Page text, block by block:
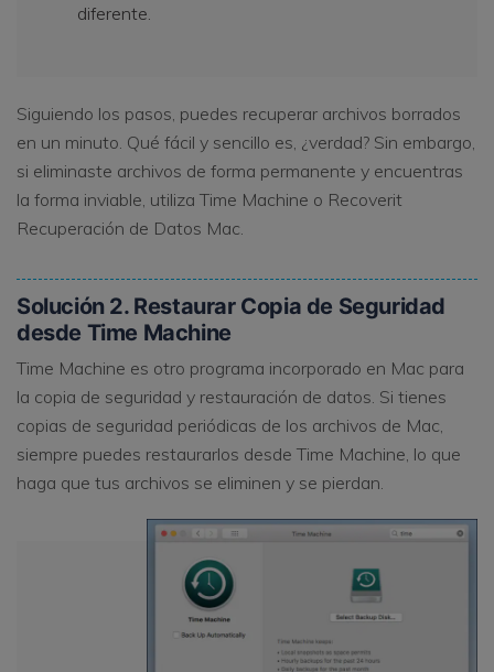
diferente.
Siguiendo los pasos, puedes recuperar archivos borrados
en un minuto. Qué fácil y sencillo es, ¿verdad? Sin embargo,
si eliminaste archivos de forma permanente y encuentras
la forma inviable, utiliza Time Machine o Recoverit
Recuperación de Datos Mac.
Solución 2. Restaurar Copia de Seguridad
desde Time Machine
Time Machine es otro programa incorporado en Mac para
la copia de seguridad y restauración de datos. Si tienes
copias de seguridad periódicas de los archivos de Mac,
siempre puedes restaurarlos desde Time Machine, lo que
haga que tus archivos se eliminen y se pierdan.